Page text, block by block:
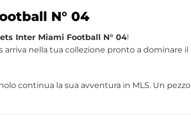
N° 04
Inter Miami Football N° 04!
arriva nella tua collezione pronto a dominare
continua la sua avventura in MLS. Un